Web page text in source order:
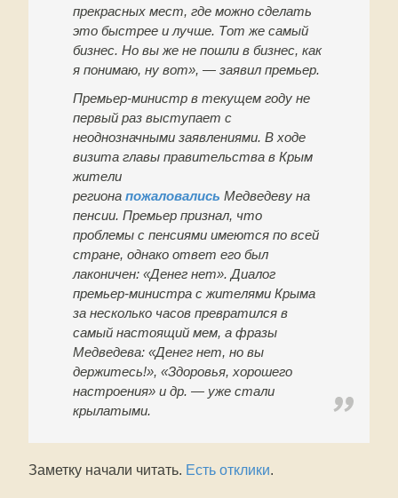
прекрасных мест, где можно сделать
это быстрее и лучше. Тот же самый
бизнес. Но вы же не пошли в бизнес, как
я понимаю, ну вот», — заявил премьер.
Премьер-министр в текущем году не
первый раз выступает с
неоднозначными заявлениями. В ходе
визита главы правительства в Крым
жители
региона пожаловались Медведеву на
пенсии. Премьер признал, что
проблемы с пенсиями имеются по всей
стране, однако ответ его был
лаконичен: «Денег нет». Диалог
премьер-министра с жителями Крыма
за несколько часов превратился в
самый настоящий мем, а фразы
Медведева: «Денег нет, но вы
держитесь!», «Здоровья, хорошего
настроения» и др. — уже стали
крылатыми.
Заметку начали читать. Есть отклики.